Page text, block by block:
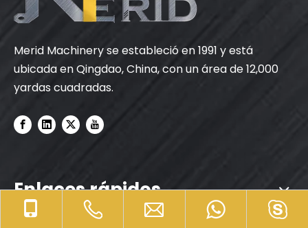
Merid Machinery se estableció en 1991 y está
ubicada en Qingdao, China, con un área de 12,000
yardas cuadradas.
Enlaces rápidos